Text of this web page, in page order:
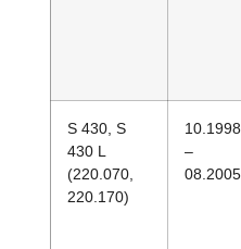
S 430, S
430 L
(220.070,
220.170)
10.1998
–
08.2005